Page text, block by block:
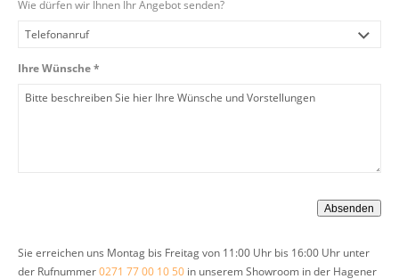
Wie dürfen wir Ihnen Ihr Angebot senden?
Ihre Wünsche *
Sie erreichen uns Montag bis Freitag von 11:00 Uhr bis 16:00 Uhr unter
der Rufnummer0271 77 00 10 50 in unserem Showroom in der Hagener